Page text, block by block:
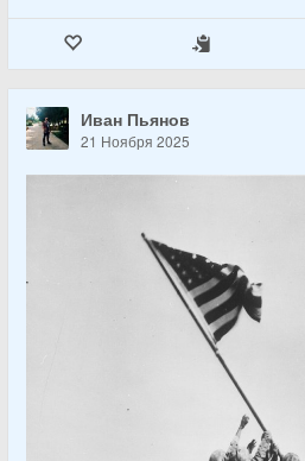
Иван Пьянов
21 Ноября 2025